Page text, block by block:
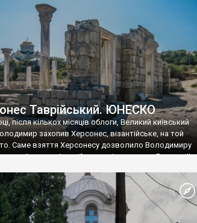
доби. Раритети викрадені з фондів об’єкту
спадщини ЮНЕСКО «Херсонеса Таврійського».
– на виставку «Золото Візантії», але експерти та
Україні вважають це лише […]
Таврійський. ЮНЕСКО
після кількох місяців облоги, Великий київський
захопив Херсонес, візантійське, на той
Саме взяття Херсонесу дозволило Володимиру
свої умови візантійському імператору Василю ІІ,
Володимир-язичник, став Василем-
А потім було Хрещення Русі. На честь
Таврійського названо місто […]